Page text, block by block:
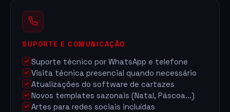
SUPORTE E COMUNICAÇÃO
Suporte técnico por WhatsApp e telefone
Visita técnica presencial quando necessário
Atualizações do software de cartazes
Novos templates sazonais (Natal, Páscoa...)
Artes para redes sociais incluídas